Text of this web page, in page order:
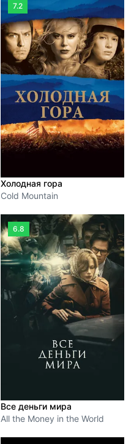
7.2
Холодная гора
Cold Mountain
6.8
Все деньги мира
All the Money in the World